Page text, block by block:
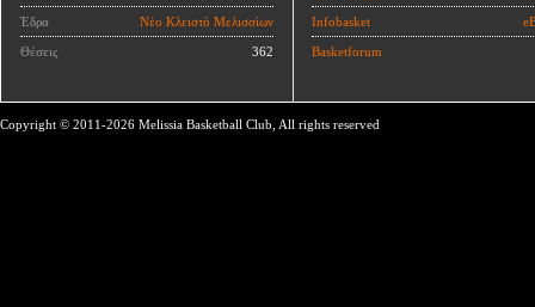
Έδρα Νέο Κλειστό Μελισσίων
Θέσεις 362
Infobasket
Basketforum
Copyright © 2011-2026 Melissia Basketball Club, All rights reserved